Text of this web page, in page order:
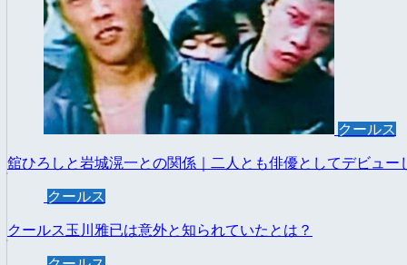
クールス
舘ひろしと岩城滉一との関係｜二人とも俳優としてデビュー
クールス
クールス玉川雅已は意外と知られていたとは？